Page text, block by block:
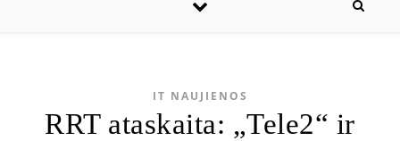
IT NAUJIENOS
RRT ataskaita: „Tele2“ ir